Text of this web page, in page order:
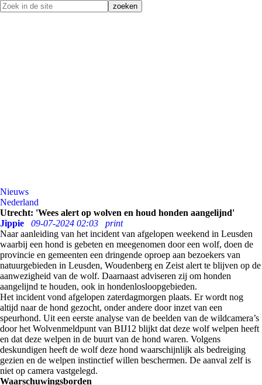
Nieuws
Nederland
Utrecht: 'Wees alert op wolven en houd honden aangelijnd'
Jippie
09-07-2024 02:03
print
Naar aanleiding van het incident van afgelopen weekend in Leusden
waarbij een hond is gebeten en meegenomen door een wolf, doen de
provincie en gemeenten een dringende oproep aan bezoekers van
natuurgebieden in Leusden, Woudenberg en Zeist alert te blijven op de
aanwezigheid van de wolf. Daarnaast adviseren zij om honden
aangelijnd te houden, ook in hondenlosloopgebieden.
Het incident vond afgelopen zaterdagmorgen plaats. Er wordt nog
altijd naar de hond gezocht, onder andere door inzet van een
speurhond. Uit een eerste analyse van de beelden van de wildcamera’s
door het Wolvenmeldpunt van BIJ12 blijkt dat deze wolf welpen heeft
en dat deze welpen in de buurt van de hond waren. Volgens
deskundigen heeft de wolf deze hond waarschijnlijk als bedreiging
gezien en de welpen instinctief willen beschermen. De aanval zelf is
niet op camera vastgelegd.
Waarschuwingsborden